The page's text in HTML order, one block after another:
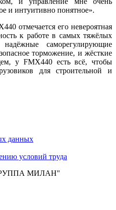
и интуитивно понятное».
отмечается его невероятная
к работе в самых тяжёлых
саморегулирующие
торможение, и жёсткие
у FMX440 есть всё, чтобы
для строительной и
данных
условий труда
МИЛАН"